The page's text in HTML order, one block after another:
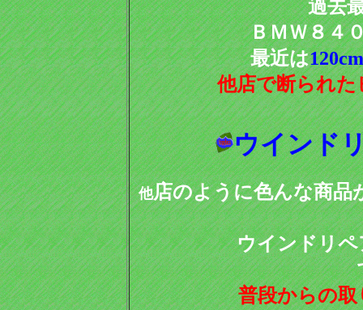
過去
ＢＭＷ８４
最近は120cm
他店で断られ
ウインド
他店のように色んな商品
ウインドリ
普段からの